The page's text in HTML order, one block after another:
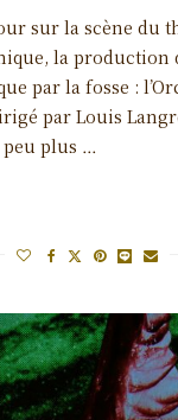
sur la scène du
la production
par la fosse :
par Louis
plus …